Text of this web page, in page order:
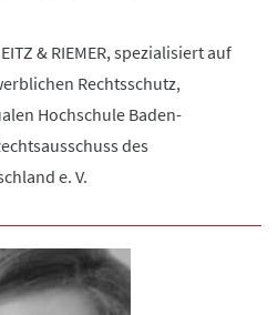
& RIEMER, spezialisiert auf
Rechtsschutz,
Hochschule Baden-
des
e. V.